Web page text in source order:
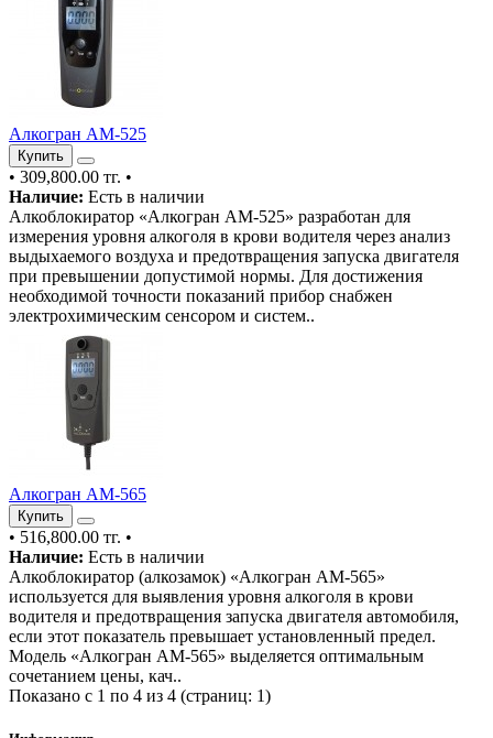
Алкогран АМ-525
Купить
• 309,800.00 тг. •
Наличие: Есть в наличии
Алкоблокиратор «Алкогран АМ-525» разработан для
измерения уровня алкоголя в крови водителя через анализ
выдыхаемого воздуха и предотвращения запуска двигателя
при превышении допустимой нормы. Для достижения
необходимой точности показаний прибор снабжен
электрохимическим сенсором и систем..
Алкогран АМ-565
Купить
• 516,800.00 тг. •
Наличие: Есть в наличии
Алкоблокиратор (алкозамок) «Алкогран АМ-565»
используется для выявления уровня алкоголя в крови
водителя и предотвращения запуска двигателя автомобиля,
если этот показатель превышает установленный предел.
Модель «Алкогран АМ-565» выделяется оптимальным
сочетанием цены, кач..
Показано с 1 по 4 из 4 (страниц: 1)